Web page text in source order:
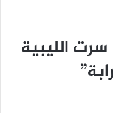
في سرت الليبية